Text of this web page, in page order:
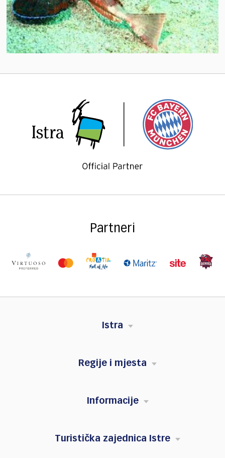
Partneri
Istra
Regije i mjesta
Informacije
Turistička zajednica Istre